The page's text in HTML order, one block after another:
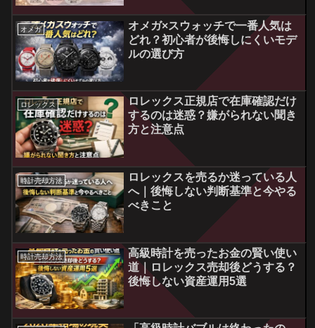
オメガ
オメガ×スウォッチで一番人気は
どれ？初心者が後悔しにくいモデ
ルの選び方
ロレックス
ロレックス正規店で在庫確認だけ
するのは迷惑？嫌がられない聞き
方と注意点
時計売却方法
ロレックスを売るか迷っている人
へ｜後悔しない判断基準と今やる
べきこと
時計売却方法
高級時計を売ったお金の賢い使い
道｜ロレックス売却後どうする？
後悔しない資産運用5選